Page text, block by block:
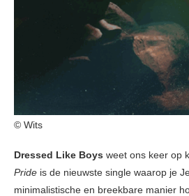
© Wits
Dressed Like Boys weet ons keer op
Pride is de nieuwste single waarop je
minimalistische en breekbare manier